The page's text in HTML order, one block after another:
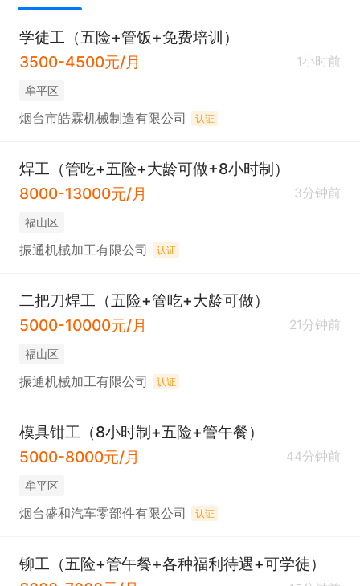
学徒工（五险+管饭+免费培训）
3500-4500元/月
1小时前
牟平区
烟台市皓霖机械制造有限公司 认证
焊工（管吃+五险+大龄可做+8小时制）
8000-13000元/月
3分钟前
福山区
振通机械加工有限公司 认证
二把刀焊工（五险+管吃+大龄可做）
5000-10000元/月
21分钟前
福山区
振通机械加工有限公司 认证
模具钳工（8小时制+五险+管午餐）
5000-8000元/月
44分钟前
牟平区
烟台盛和汽车零部件有限公司 认证
铆工（五险+管午餐+各种福利待遇+可学徒）